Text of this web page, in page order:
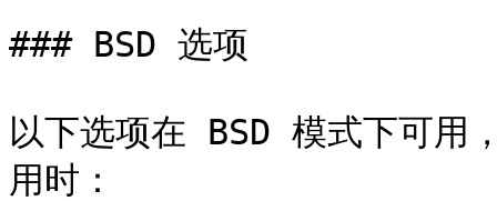
### BSD 选项
以下选项在 BSD 模式下可用
用时：